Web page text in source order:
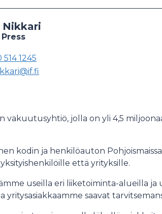
Nikkari
514 1245
vakuutusyhtiö, jolla on yli 4,5
kodin ja henkilöauton
että yrityksille.
useilla eri liiketoiminta-alueilla ja
yritysasiakkaamme saavat